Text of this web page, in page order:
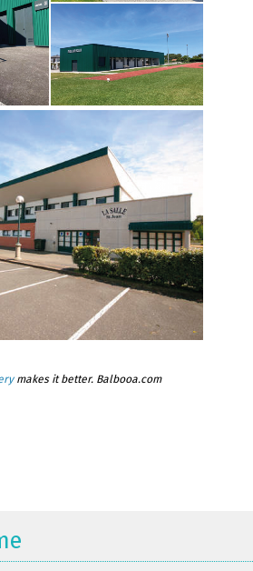
makes it better. Balbooa.com